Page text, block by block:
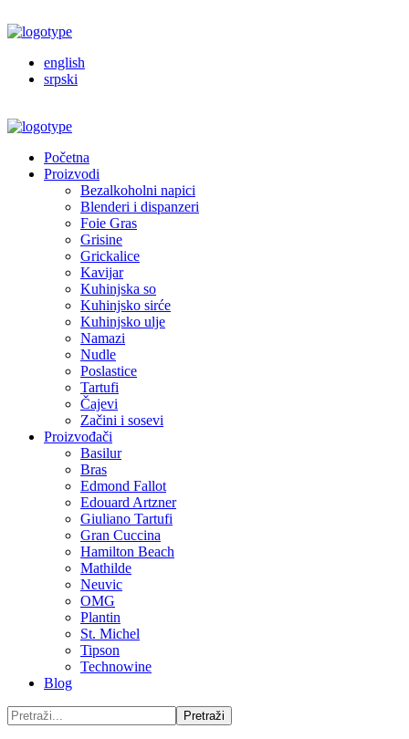
english
srpski
Početna
Proizvodi
Bezalkoholni napici
Blenderi i dispanzeri
Foie Gras
Grisine
Grickalice
Kavijar
Kuhinjska so
Kuhinjsko sirće
Kuhinjsko ulje
Namazi
Nudle
Poslastice
Tartufi
Čajevi
Začini i sosevi
Proizvođači
Basilur
Bras
Edmond Fallot
Edouard Artzner
Giuliano Tartufi
Gran Cuccina
Hamilton Beach
Mathilde
Neuvic
OMG
Plantin
St. Michel
Tipson
Technowine
Blog